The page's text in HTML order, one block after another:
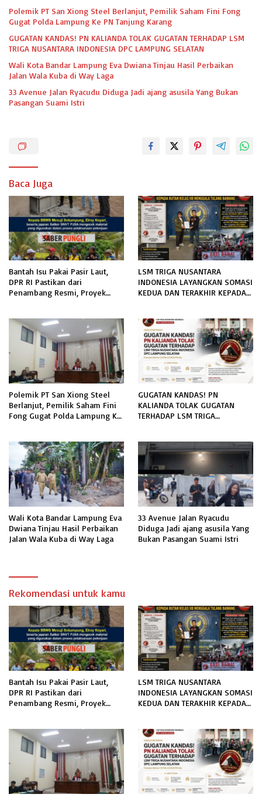
Polemik PT San Xiong Steel Berlanjut, Pemilik Saham Fini Fong
Gugat Polda Lampung Ke PN Tanjung Karang
GUGATAN KANDAS! PN KALIANDA TOLAK GUGATAN TERHADAP LSM
TRIGA NUSANTARA INDONESIA DPC LAMPUNG SELATAN
Wali Kota Bandar Lampung Eva Dwiana Tinjau Hasil Perbaikan
Jalan Wala Kuba di Way Laga
33 Avenue Jalan Ryacudu Diduga Jadi ajang asusila Yang Bukan
Pasangan Suami Istri
Baca Juga
Bantah Isu Pakai Pasir Laut,
DPR RI Pastikan dari
Penambang Resmi, Proyek
LSM TRIGA NUSANTARA
INDONESIA LAYANGKAN SOMASI
KEDUA DAN TERAKHIR KEPADA
INFORMASI PUBLIK
Polemik PT San Xiong Steel
Berlanjut, Pemilik Saham Fini
Fong Gugat Polda Lampung Ke
GUGATAN KANDAS! PN
KALIANDA TOLAK GUGATAN
TERHADAP LSM TRIGA
Wali Kota Bandar Lampung Eva
Dwiana Tinjau Hasil Perbaikan
Jalan Wala Kuba di Way Laga
33 Avenue Jalan Ryacudu
Diduga Jadi ajang asusila Yang
Bukan Pasangan Suami Istri
Rekomendasi untuk kamu
Bantah Isu Pakai Pasir Laut,
DPR RI Pastikan dari
Penambang Resmi, Proyek
LSM TRIGA NUSANTARA
INDONESIA LAYANGKAN SOMASI
KEDUA DAN TERAKHIR KEPADA
INFORMASI PUBLIK